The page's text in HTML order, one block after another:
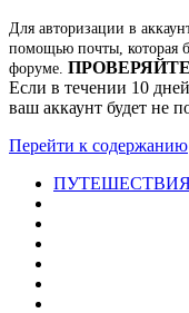
Для авторизации в
помощью почты, которая
форуме.
Если в течении 10
ваш аккаунт будет не
Перейти к содержанию